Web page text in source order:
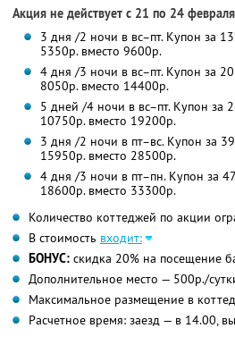
Акция не действует с 21 по 24
3 дня /2 ночи в вс–пт. Купон за
5350р. вместо 9600р.
4 дня /3 ночи в вс–пт. Купон за
8050р. вместо 14400р.
5 дней /4 ночи в вс–пт. Купон за
10750р. вместо 19200р.
3 дня /2 ночи в пт–вс. Купон за
15950р. вместо 28500р.
4 дня /3 ночи в пт–пн. Купон за
18600р. вместо 33300р.
Количество коттеджей по акции
В стоимость входит:
БОНУС: скидка 20% на посещение
Дополнительное место — 500р./
Максимальное размещение в
Расчетное время: заезд — в 14.00,